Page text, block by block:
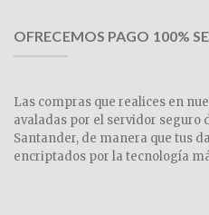
OFRECEMOS PAGO 100%
Las compras que realices en
avaladas por el servidor seguro
Santander, de manera que tus
encriptados por la tecnología